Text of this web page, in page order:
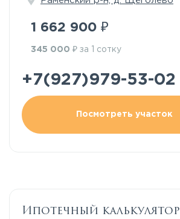
1 662 900 ₽
345 000 ₽ за 1 сотку
+7(927)979-53-02
Посмотреть участок
Ипотечный калькулятор